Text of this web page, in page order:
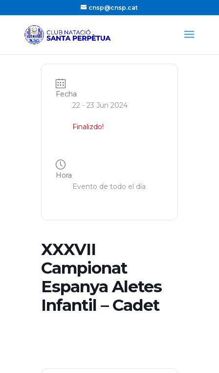
cnsp@cnsp.cat
Fecha
22 - 23 Jun 2024
Finalizdo!
Hora
Evento de todo el día
XXXVII
Campionat
Espanya Aletes
Infantil – Cadet